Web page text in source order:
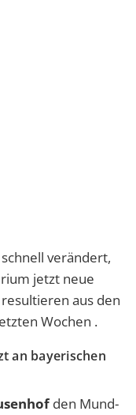
verändert,
jetzt neue
aus den
Wochen .
an bayerischen
den Mund-